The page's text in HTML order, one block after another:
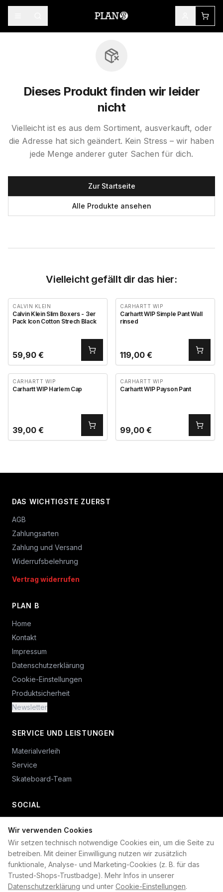
Wir verwenden Cookies
Wir setzen technisch notwendige Cookies ein, um die Seite zu
betreiben. Mit deiner Einwilligung nutzen wir zusätzlich
funktionale, Analyse- und Marketing-Cookies (z. B. für das
Trusted-Shops-Trustbadge). Mehr Infos in unserer
Datenschutzerklärung und unter Cookie-Einstellungen.
Dieses Produkt finden wir leider
nicht
Vielleicht ist es aus dem Sortiment, ausverkauft, oder
die Adresse hat sich geändert. Kein Stress – wir haben
jede Menge anderer guter Sachen für dich.
Zur Startseite
Alle Produkte ansehen
Vielleicht gefällt dir das hier:
CALVIN KLEIN
Calvin Klein Slim Boxers - 3er
Pack Icon Cotton Strech Black
59,90 €
CARHARTT WIP
Carhartt WIP Simple Pant Wall
rinsed
119,00 €
CARHARTT WIP
Carhartt WIP Harlem Cap
39,00 €
CARHARTT WIP
Carhartt WIP Payson Pant
99,00 €
DAS WICHTIGSTE ZUERST
AGB
Zahlungsarten
Zahlung und Versand
Widerrufsbelehrung
Vertrag widerrufen
PLAN B
Home
Kontakt
Impressum
Datenschutzerklärung
Cookie-Einstellungen
Produktsicherheit
Newsletter
SERVICE UND LEISTUNGEN
Materialverleih
Service
Skateboard-Team
SOCIAL
+49 234 687 00 38
shop@plan-b-funsport.de
Sichere Zahlung mit: